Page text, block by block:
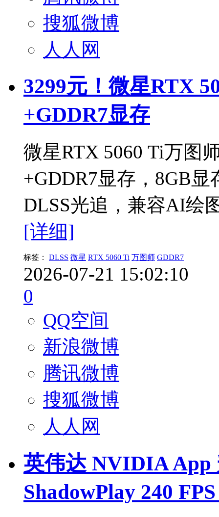
搜狐微博
人人网
3299元！微星RTX
+GDDR7显存
微星RTX 5060 Ti万图
+GDDR7显存，8GB
DLSS光追，兼容AI绘
[详细]
标签： DLSS 微星 RTX 5060 Ti 万图师 GDDR7
2026-07-21 15:02:10
0
QQ空间
新浪微博
腾讯微博
搜狐微博
人人网
英伟达 NVIDIA App
ShadowPlay 240